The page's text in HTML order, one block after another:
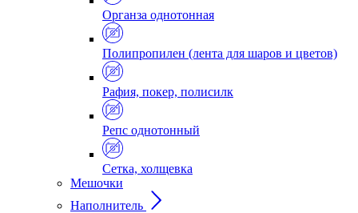
Органза однотонная
Полипропилен (лента для шаров и цветов)
Рафия, покер, полисилк
Репс однотонный
Сетка, холщевка
Мешочки
Наполнитель